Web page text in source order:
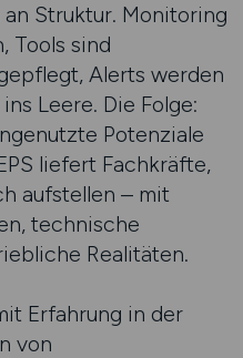
Struktur. Monitoring
Tools sind
Alerts werden
Leere. Die Folge:
Potenziale
liefert Fachkräfte,
aufstellen – mit
technische
Realitäten.
Erfahrung in der
von